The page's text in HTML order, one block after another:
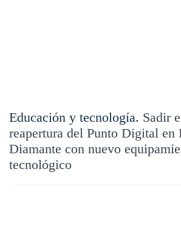
Educación y tecnología. Sadir
reapertura del Punto Digital en
Diamante con nuevo
tecnológico